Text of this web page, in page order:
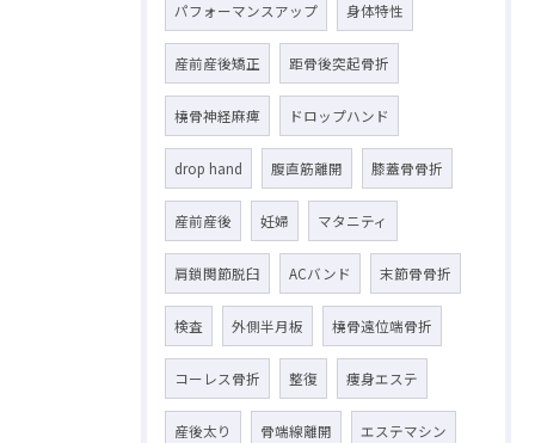
パフォーマンスアップ 身体特性
産前産後矯正 距骨後突起骨折
橈骨神経麻痺 ドロップハンド
drop hand 腹直筋離開 膝蓋骨骨折
産前産後 妊婦 マタニティ
肩鎖関節脱臼 ACバンド 末節骨骨折
検査 外側半月板 橈骨遠位端骨折
コーレス骨折 整復 痩身エステ
産後太り 骨端線離開 エステマシン